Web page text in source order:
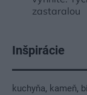
zastaralou
Inšpirácie
kuchyňa, kameň,